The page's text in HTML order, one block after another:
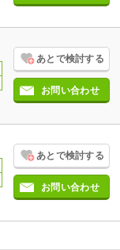
あとで検討する
お問い合わせ
あとで検討する
お問い合わせ